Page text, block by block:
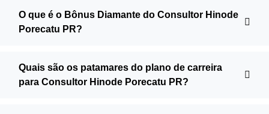
O que é o Bônus Diamante do Consultor Hinode
Porecatu PR?
Quais são os patamares do plano de carreira
para Consultor Hinode Porecatu PR?